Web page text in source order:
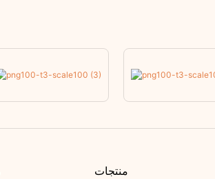
منتجات